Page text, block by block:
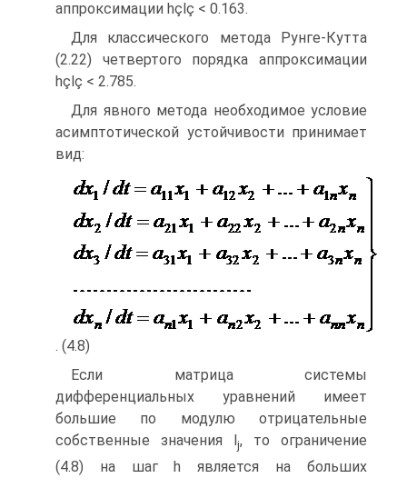
аппроксимации hçlç < 0.163.
Для классического метода Рунге-Кутта
(2.22) четвертого порядка аппроксимации
hçlç < 2.785.
Для явного метода необходимое условие
асимптотической устойчивости принимает
вид:
. (4.8)
Если матрица системы
дифференциальных уравнений имеет
большие по модулю отрицательные
собственные значения lj, то ограничение
(4.8) на шаг h является на больших